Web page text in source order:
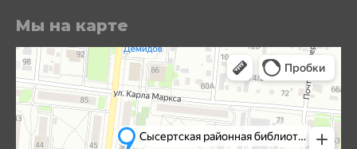
Мы на карте